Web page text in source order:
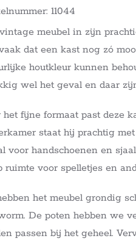
11044
meubel in zijn
dat een kast nog zó
houtkleur kunnen
wel het geval en daar
het fijne formaat past deze
staat hij prachtig
voor handschoenen en
ruimte voor spelletjes en
het meubel grondig
De poten hebben we
passen bij het geheel.